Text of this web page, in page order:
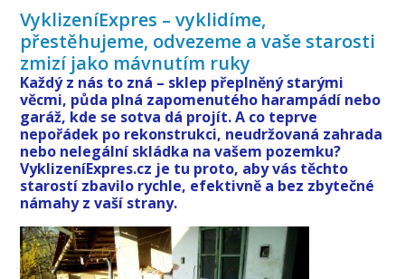
VyklizeníExpres – vyklidíme,
přestěhujeme, odvezeme a vaše starosti
zmizí jako mávnutím ruky
Každý z nás to zná – sklep přeplněný starými
věcmi, půda plná zapomenutého harampádí nebo
garáž, kde se sotva dá projít. A co teprve
nepořádek po rekonstrukci, neudržovaná zahrada
nebo nelegální skládka na vašem pozemku?
VyklizeníExpres.cz je tu proto, aby vás těchto
starostí zbavilo rychle, efektivně a bez zbytečné
námahy z vaší strany.